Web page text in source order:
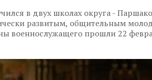
в двух школах округа -
развитым, общительным
военнослужащего прошли 22